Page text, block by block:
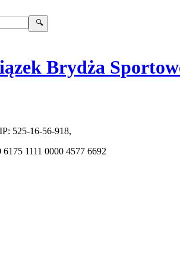
Brydża
525-16-56-918,
6175 1111 0000 4577 6692